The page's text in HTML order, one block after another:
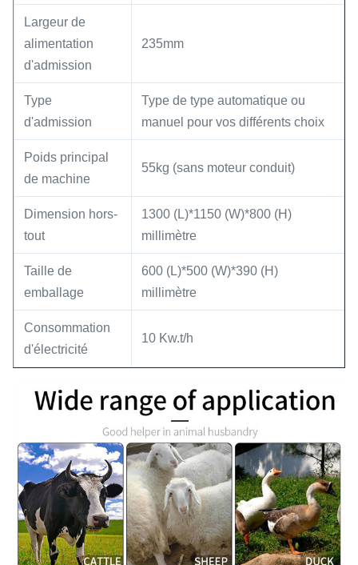
Largeur de
alimentation
d'admission
235mm
Type
d'admission
Type de type automatique ou
manuel pour vos différents choix
Poids principal
de machine
55kg (sans moteur conduit)
Dimension hors-
tout
1300 (L)*1150 (W)*800 (H)
millimètre
Taille de
emballage
600 (L)*500 (W)*390 (H)
millimètre
Consommation
d'électricité
10 Kw.t/h